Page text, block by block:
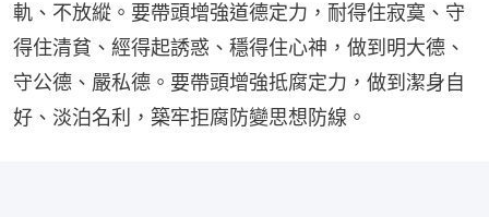
軌、不放縱。要帶頭增強道德定力，耐得住寂寞、守
得住清貧、經得起誘惑、穩得住心神，做到明大德、
守公德、嚴私德。要帶頭增強抵腐定力，做到潔身自
好、淡泊名利，築牢拒腐防變思想防線。